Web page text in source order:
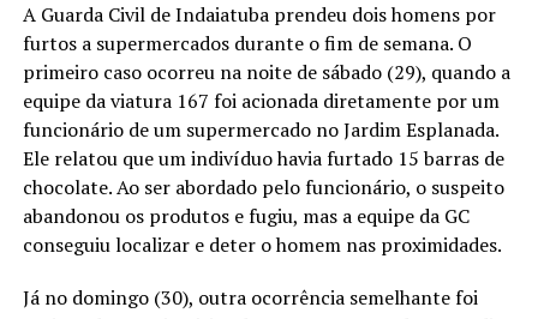
A Guarda Civil de Indaiatuba prendeu dois homens por
furtos a supermercados durante o fim de semana. O
primeiro caso ocorreu na noite de sábado (29), quando a
equipe da viatura 167 foi acionada diretamente por um
funcionário de um supermercado no Jardim Esplanada.
Ele relatou que um indivíduo havia furtado 15 barras de
chocolate. Ao ser abordado pelo funcionário, o suspeito
abandonou os produtos e fugiu, mas a equipe da GC
conseguiu localizar e deter o homem nas proximidades.
Já no domingo (30), outra ocorrência semelhante foi